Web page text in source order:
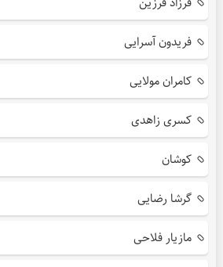
فریدون آسرایی
کامران مولایی
کسری زاهدی
کوشان
گرشا رضایی
مازیار فلاحی